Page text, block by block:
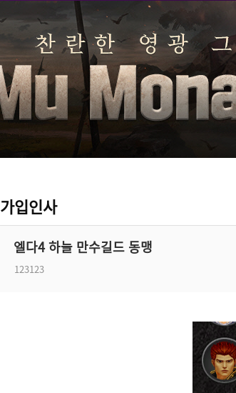
가입인사
엘다4 하늘 만수길드 동맹
123123